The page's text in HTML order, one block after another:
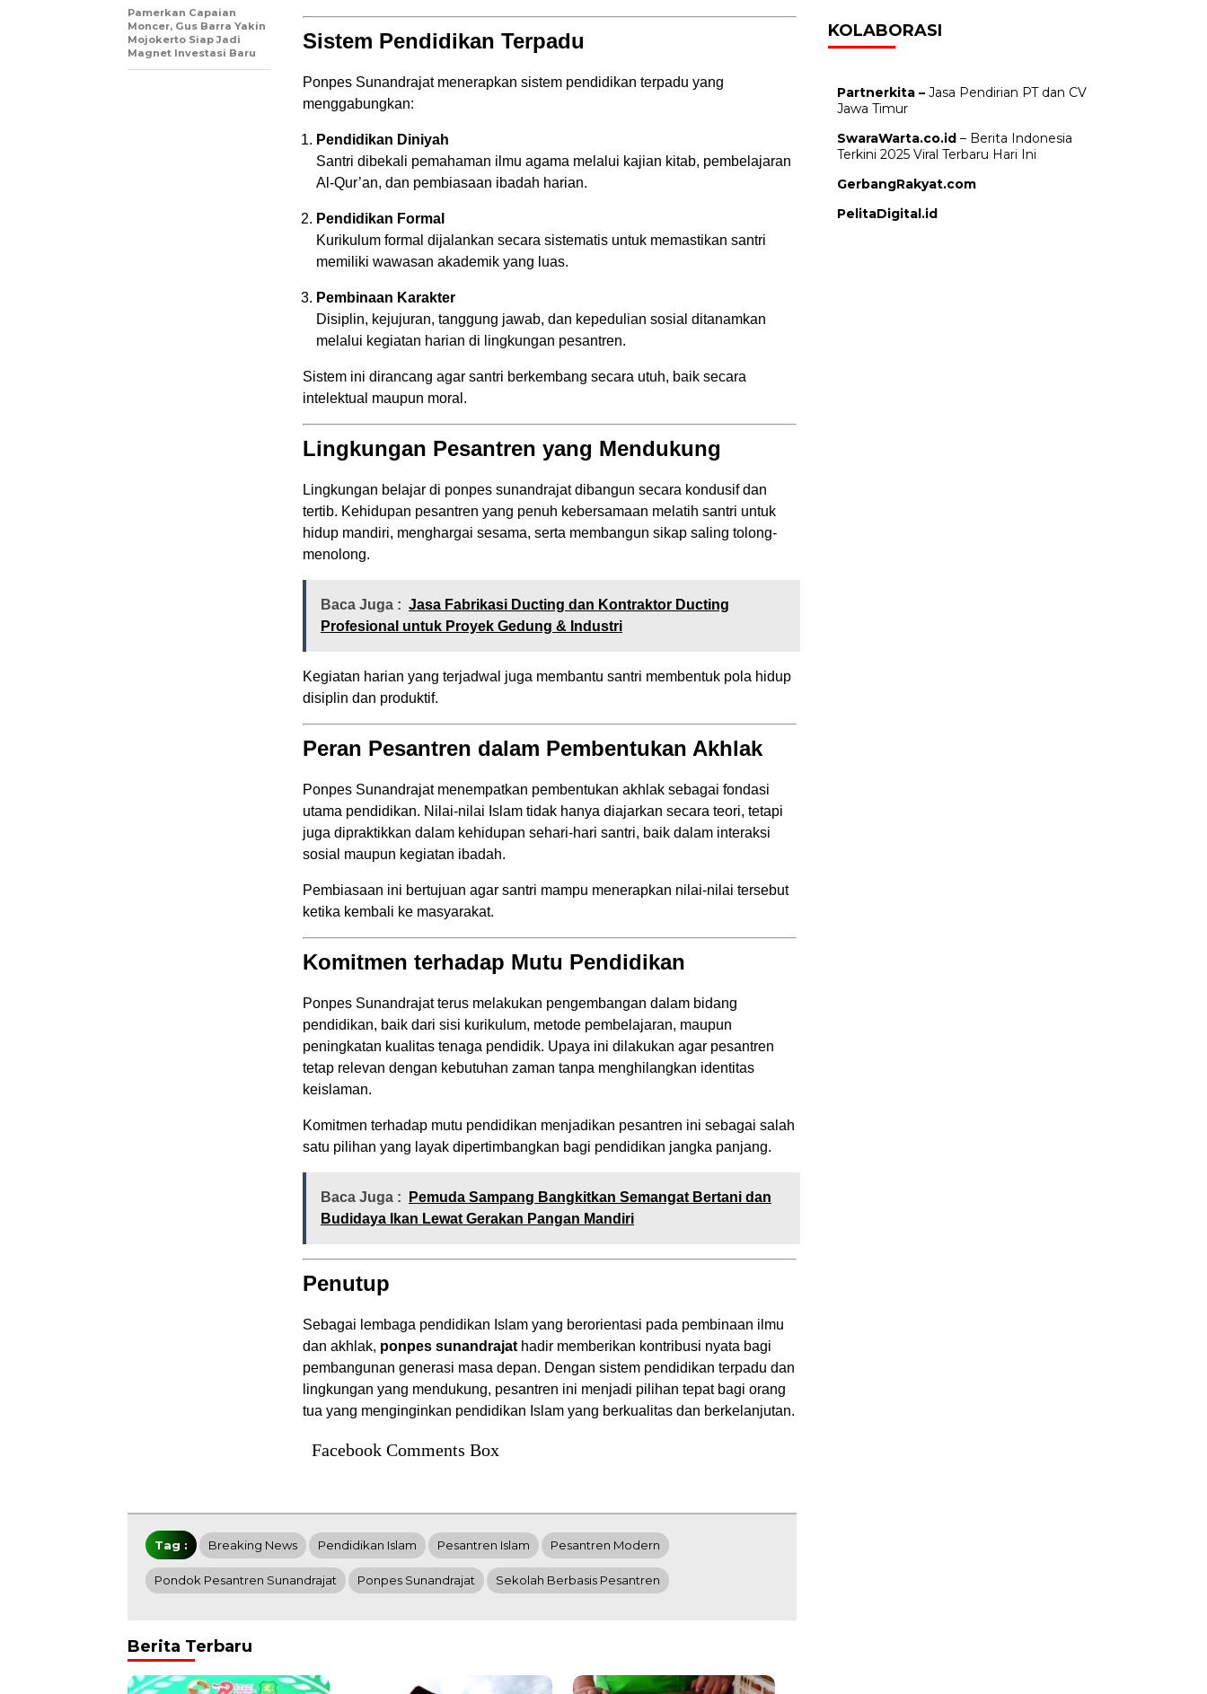
Sistem Pendidikan Terpadu
Ponpes Sunandrajat menerapkan sistem pendidikan terpadu yang
menggabungkan:
Pendidikan Diniyah
Santri dibekali pemahaman ilmu agama melalui kajian kitab, pembelajaran
Al-Qur’an, dan pembiasaan ibadah harian.
Pendidikan Formal
Kurikulum formal dijalankan secara sistematis untuk memastikan santri
memiliki wawasan akademik yang luas.
Pembinaan Karakter
Disiplin, kejujuran, tanggung jawab, dan kepedulian sosial ditanamkan
melalui kegiatan harian di lingkungan pesantren.
Sistem ini dirancang agar santri berkembang secara utuh, baik secara
intelektual maupun moral.
Lingkungan Pesantren yang Mendukung
Lingkungan belajar di ponpes sunandrajat dibangun secara kondusif dan
tertib. Kehidupan pesantren yang penuh kebersamaan melatih santri untuk
hidup mandiri, menghargai sesama, serta membangun sikap saling tolong-
menolong.
Baca Juga : Jasa Fabrikasi Ducting dan Kontraktor Ducting
Profesional untuk Proyek Gedung & Industri
Kegiatan harian yang terjadwal juga membantu santri membentuk pola hidup
disiplin dan produktif.
Peran Pesantren dalam Pembentukan Akhlak
Ponpes Sunandrajat menempatkan pembentukan akhlak sebagai fondasi
utama pendidikan. Nilai-nilai Islam tidak hanya diajarkan secara teori, tetapi
juga dipraktikkan dalam kehidupan sehari-hari santri, baik dalam interaksi
sosial maupun kegiatan ibadah.
Pembiasaan ini bertujuan agar santri mampu menerapkan nilai-nilai tersebut
ketika kembali ke masyarakat.
Komitmen terhadap Mutu Pendidikan
Ponpes Sunandrajat terus melakukan pengembangan dalam bidang
pendidikan, baik dari sisi kurikulum, metode pembelajaran, maupun
peningkatan kualitas tenaga pendidik. Upaya ini dilakukan agar pesantren
tetap relevan dengan kebutuhan zaman tanpa menghilangkan identitas
keislaman.
Komitmen terhadap mutu pendidikan menjadikan pesantren ini sebagai salah
satu pilihan yang layak dipertimbangkan bagi pendidikan jangka panjang.
Baca Juga :
Pemuda Sampang Bangkitkan Semangat Bertani dan
Budidaya Ikan Lewat Gerakan Pangan Mandiri
Penutup
Sebagai lembaga pendidikan Islam yang berorientasi pada pembinaan ilmu
dan akhlak, ponpes sunandrajat hadir memberikan kontribusi nyata bagi
pembangunan generasi masa depan. Dengan sistem pendidikan terpadu dan
lingkungan yang mendukung, pesantren ini menjadi pilihan tepat bagi orang
tua yang menginginkan pendidikan Islam yang berkualitas dan berkelanjutan.
Facebook Comments Box
Pamerkan Capaian
Moncer, Gus Barra Yakin
Mojokerto Siap Jadi
Magnet Investasi Baru
Tag : Breaking News Pendidikan Islam Pesantren Islam Pesantren Modern
Pondok Pesantren Sunandrajat Ponpes Sunandrajat Sekolah Berbasis Pesantren
Berita Terbaru
KOLABORASI
Partnerkita – Jasa Pendirian PT dan CV
Jawa Timur
SwaraWarta.co.id – Berita Indonesia
Terkini 2025 Viral Terbaru Hari Ini
GerbangRakyat.com
PelitaDigital.id